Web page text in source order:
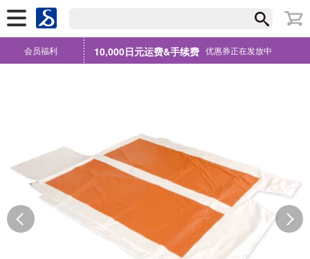
会员福利 10,000日元运费&手续费 优惠券正在发放中